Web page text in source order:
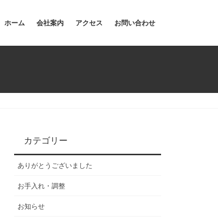
ホーム 会社案内 アクセス お問い合わせ
カテゴリー
ありがとうございました
お手入れ・調整
お知らせ